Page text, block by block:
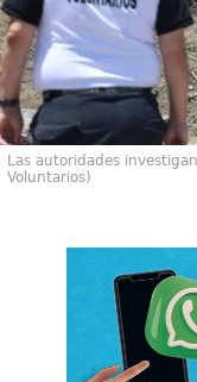
Las autoridades
Voluntarios)